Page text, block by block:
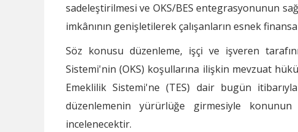
sadeleştirilmesi ve OKS/BES entegrasyonunun
imkânının genişletilerek çalışanların esnek
Söz konusu düzenleme, işçi ve işveren
Sistemi'nin (OKS) koşullarına ilişkin mevzuat
Emeklilik Sistemi'ne (TES) dair bugün
düzenlemenin yürürlüğe girmesiyle konunun
incelenecektir.